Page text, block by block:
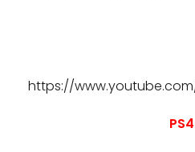
https://